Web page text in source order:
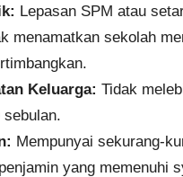
Lepasan SPM atau
menamatkan sekolah
Keluarga: Tidak
sebulan.
Mempunyai sekurang-
yang memenuhi